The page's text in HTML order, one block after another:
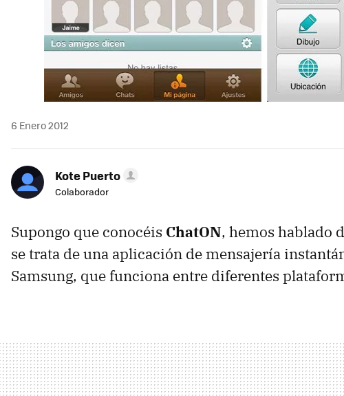
6 Enero 2012
Kote Puerto
Colaborador
Supongo que conocéis ChatON, hemos hablado
se trata de una aplicación de mensajería
Samsung, que funciona entre diferentes